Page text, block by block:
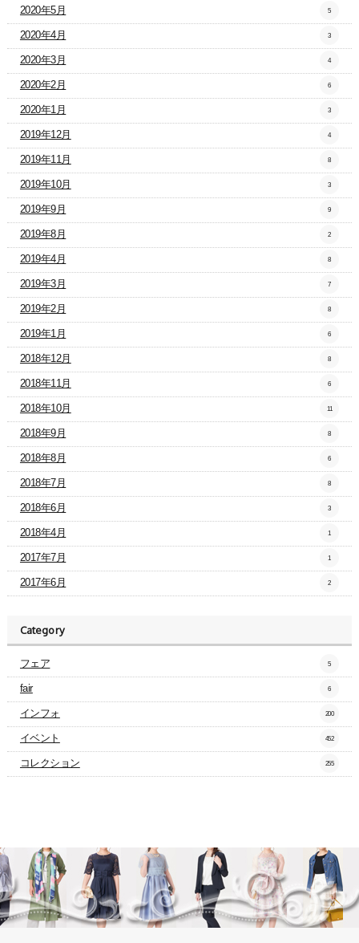
2020年5月 5
2020年4月 3
2020年3月 4
2020年2月 6
2020年1月 3
2019年12月 4
2019年11月 8
2019年10月 3
2019年9月 9
2019年8月 2
2019年4月 8
2019年3月 7
2019年2月 8
2019年1月 6
2018年12月 8
2018年11月 6
2018年10月 11
2018年9月 8
2018年8月 6
2018年7月 8
2018年6月 3
2018年4月 1
2017年7月 1
2017年6月 2
Category
フェア 5
fair 6
インフォ 200
イベント 452
コレクション 255